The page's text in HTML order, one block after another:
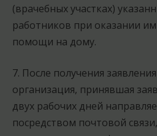
(врачебных участках)
работников при оказании
помощи на дому.
7. После получения
организация, принявшая
двух рабочих дней
посредством почтовой